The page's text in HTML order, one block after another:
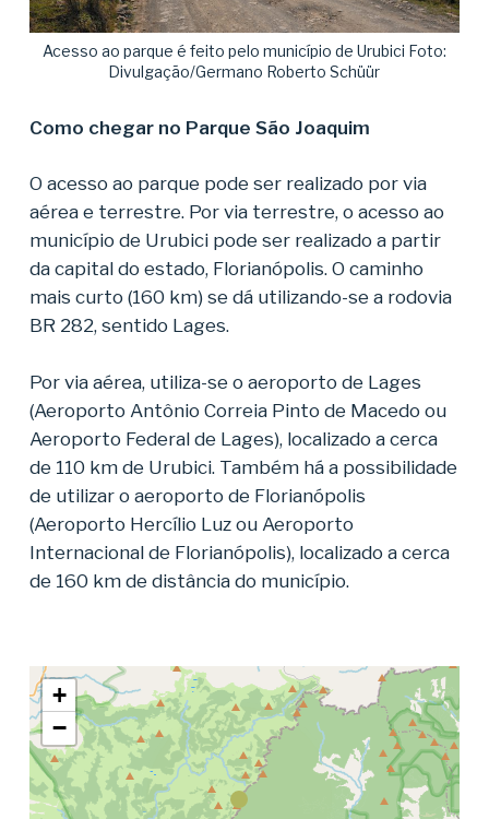
Acesso ao parque é feito pelo município de Urubici Foto:
Divulgação/Germano Roberto Schüür
Como chegar no Parque São Joaquim
O acesso ao parque pode ser realizado por via
aérea e terrestre. Por via terrestre, o acesso ao
município de Urubici pode ser realizado a partir
da capital do estado, Florianópolis. O caminho
mais curto (160 km) se dá utilizando-se a rodovia
BR 282, sentido Lages.
Por via aérea, utiliza-se o aeroporto de Lages
(Aeroporto Antônio Correia Pinto de Macedo ou
Aeroporto Federal de Lages), localizado a cerca
de 110 km de Urubici. Também há a possibilidade
de utilizar o aeroporto de Florianópolis
(Aeroporto Hercílio Luz ou Aeroporto
Internacional de Florianópolis), localizado a cerca
de 160 km de distância do município.
+
−